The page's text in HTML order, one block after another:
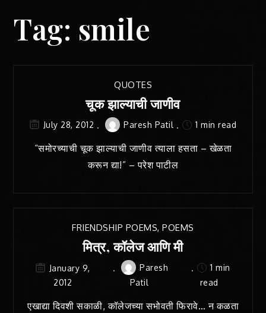
Tag: smile
QUOTES
चूक झाल्याची जाणीव
July 28, 2012 Paresh Patil 1 min read
“समोरच्याची चूक झाल्याची जाणीव त्याला हसता – खेळता
करून द्या!” – परेश पाटील
FRIENDSHIP POEMS,POEMS
मित्र, कॉलेज आणि मी
January 9,
2012
Paresh
Patil
1 min
read
एखाद्या दिवशी सकाळी, कॉलेजच्या सभोवती फिरावे… न कळता